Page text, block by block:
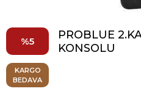
5
PROBLUE
KONSOLU
KARGO
BEDAVA